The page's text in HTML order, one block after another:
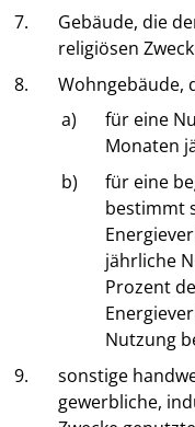
7.
Gebäude, die
religiösen
8.
Wohngebäude,
a)
für eine
Monaten
b)
für eine
bestimmt
jährliche
Prozent
Nutzung
9.
sonstige
gewerbliche,